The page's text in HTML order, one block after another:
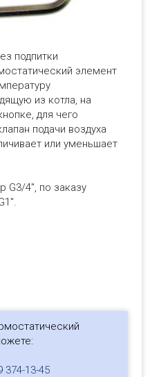
подпитки
элемент
из котла, на
для чего
подачи воздуха
или уменьшает
G3/4", по заказу
374-13-45